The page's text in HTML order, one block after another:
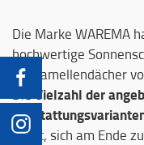
Die Marke WAREMA
hochwertige
wir Lamellendächer
Vielzahl der
leicht, sich am Ende